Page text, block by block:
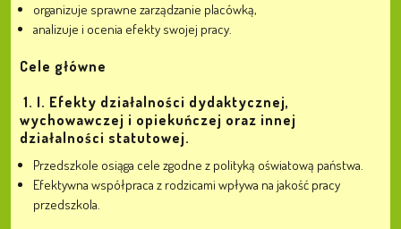
organizuje sprawne zarządzanie placówką,
analizuje i ocenia efekty swojej pracy.
Cele główne
1. I. Efekty działalności dydaktycznej,
wychowawczej i opiekuńczej oraz innej
działalności statutowej.
Przedszkole osiąga cele zgodne z polityką oświatową państwa.
Efektywna współpraca z rodzicami wpływa na jakość pracy
przedszkola.